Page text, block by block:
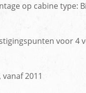
op cabine type:
voor 4
2011